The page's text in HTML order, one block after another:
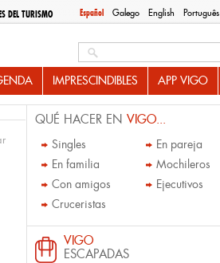
Español Galego English Português
DEL TURISMO
IMPRESCINDIBLES APP VIGO
QUÉ HACER EN VIGO...
Singles
En pareja
En familia
Mochileros
Con amigos
Ejecutivos
Cruceristas
VIGO
ESCAPADAS